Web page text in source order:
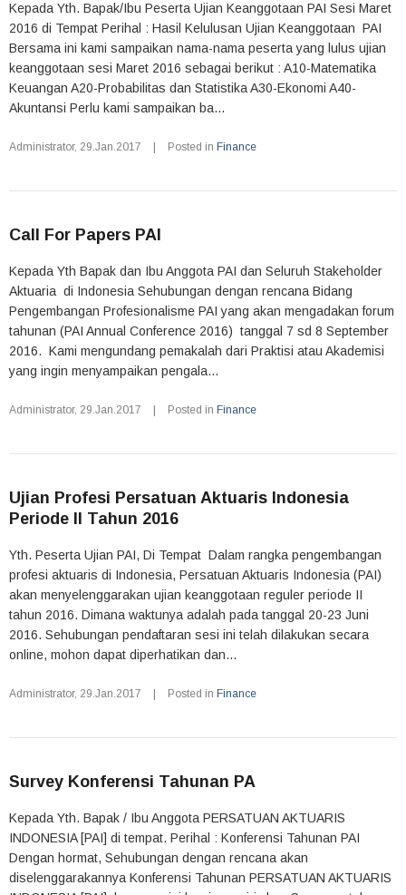
Kepada Yth. Bapak/Ibu Peserta Ujian Keanggotaan PAI Sesi Maret
2016 di Tempat Perihal : Hasil Kelulusan Ujian Keanggotaan PAI
Bersama ini kami sampaikan nama-nama peserta yang lulus ujian
keanggotaan sesi Maret 2016 sebagai berikut : A10-Matematika
Keuangan A20-Probabilitas dan Statistika A30-Ekonomi A40-
Akuntansi Perlu kami sampaikan ba...
Administrator, 29.Jan.2017 Posted in Finance
Call For Papers PAI
Kepada Yth Bapak dan Ibu Anggota PAI dan Seluruh Stakeholder
Aktuaria di Indonesia Sehubungan dengan rencana Bidang
Pengembangan Profesionalisme PAI yang akan mengadakan forum
tahunan (PAI Annual Conference 2016) tanggal 7 sd 8 September
2016. Kami mengundang pemakalah dari Praktisi atau Akademisi
yang ingin menyampaikan pengala...
Administrator, 29.Jan.2017 Posted in Finance
Ujian Profesi Persatuan Aktuaris Indonesia
Periode II Tahun 2016
Yth. Peserta Ujian PAI, Di Tempat Dalam rangka pengembangan
profesi aktuaris di Indonesia, Persatuan Aktuaris Indonesia (PAI)
akan menyelenggarakan ujian keanggotaan reguler periode II
tahun 2016. Dimana waktunya adalah pada tanggal 20-23 Juni
2016. Sehubungan pendaftaran sesi ini telah dilakukan secara
online, mohon dapat diperhatikan dan...
Administrator, 29.Jan.2017 Posted in Finance
Survey Konferensi Tahunan PA
Kepada Yth. Bapak / Ibu Anggota PERSATUAN AKTUARIS
INDONESIA [PAI] di tempat. Perihal : Konferensi Tahunan PAI
Dengan hormat, Sehubungan dengan rencana akan
diselenggarakannya Konferensi Tahunan PERSATUAN AKTUARIS